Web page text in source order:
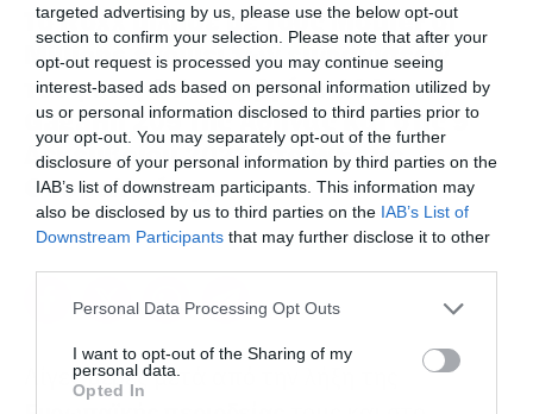
targeted advertising by us, please use the below opt-out
section to confirm your selection. Please note that after your
opt-out request is processed you may continue seeing
interest-based ads based on personal information utilized by
us or personal information disclosed to third parties prior to
your opt-out. You may separately opt-out of the further
disclosure of your personal information by third parties on the
IAB’s list of downstream participants. This information may
also be disclosed by us to third parties on the IAB’s List of
Downstream Participants that may further disclose it to other
Please note that this website/app uses one or more Google
not limited to your visit or usage behaviour. You may click to
grant or deny consent to Google and its third-party tags to
use your data for below specified purposes in below Google
Personal Data Processing Opt Outs
I want to opt-out of the Sharing of my
personal data.
Opted In
Το Roxx μίλησε με τους Mother of
Millions ενόψει των εμφανίσεων
τους στις 8 Δεκεμβρίου 2023 στο
Gagarin 205 της Αθήνας και στις 9
Δεκεμβρίου 2023 στο WE της
Θεσσαλονίκης.
05.12.2023
Λίγες μέρες μετά από την λήξη της